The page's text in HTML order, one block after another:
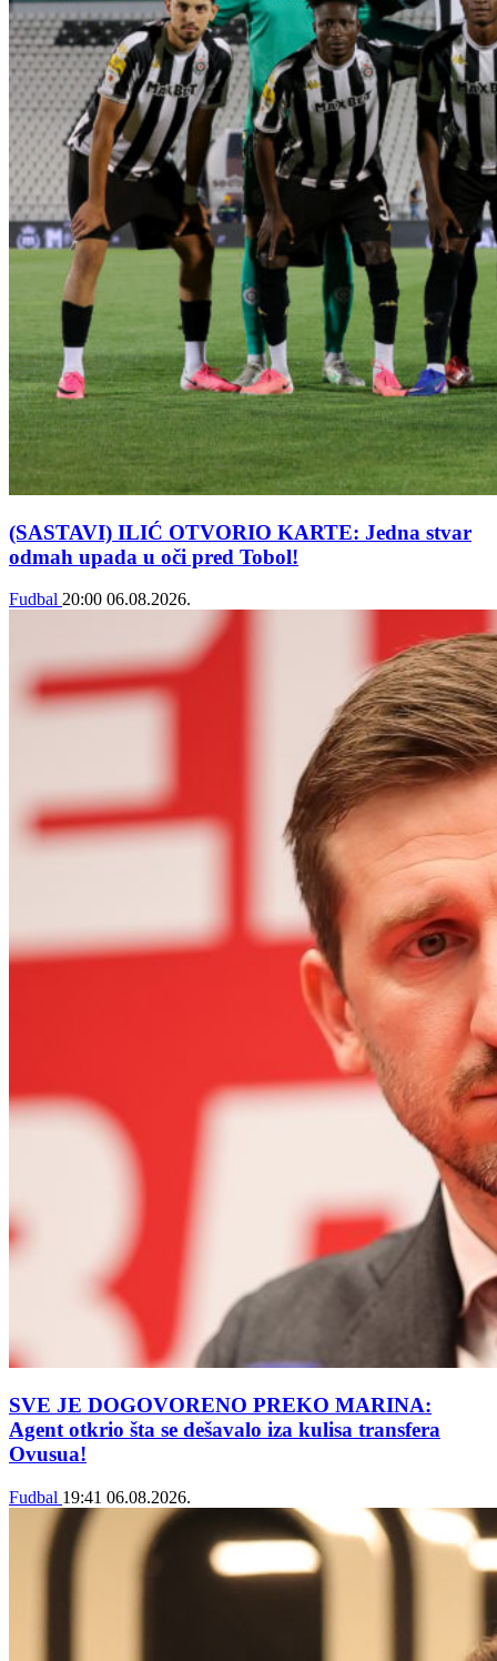
(SASTAVI) ILIĆ OTVORIO KARTE: Jedna stvar
odmah upada u oči pred Tobol!
Fudbal 20:00 06.08.2026.
SVE JE DOGOVORENO PREKO MARINA:
Agent otkrio šta se dešavalo iza kulisa transfera
Ovusua!
Fudbal 19:41 06.08.2026.